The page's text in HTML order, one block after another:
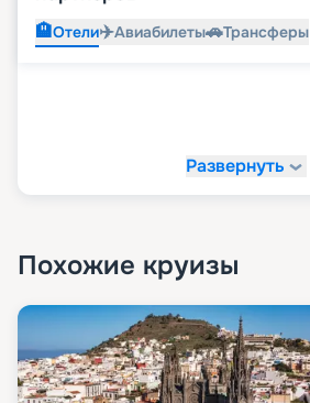
🏨Отели✈️Авиабилеты🚗Трансферы
Развернуть
Похожие круизы